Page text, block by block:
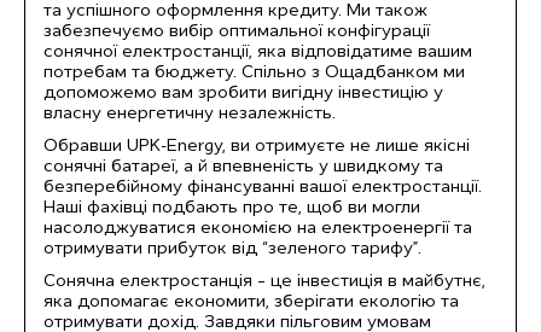
та успішного оформлення кредиту. Ми також
забезпечуємо вибір оптимальної конфігурації
сонячної електростанції, яка відповідатиме вашим
потребам та бюджету. Спільно з Ощадбанком ми
допоможемо вам зробити вигідну інвестицію у
власну енергетичну незалежність.
Обравши UPK-Energy, ви отримуєте не лише якісні
сонячні батареї, а й впевненість у швидкому та
безперебійному фінансуванні вашої електростанції.
Наші фахівці подбають про те, щоб ви могли
насолоджуватися економією на електроенергії та
отримувати прибуток від “зеленого тарифу”.
Сонячна електростанція – це інвестиція в майбутнє,
яка допомагає економити, зберігати екологію та
отримувати дохід. Завдяки пільговим умовам